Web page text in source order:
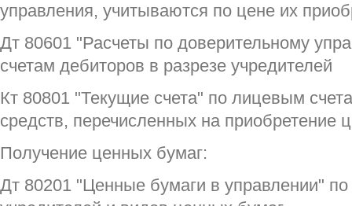
управления, учитываются по цене их
Дт 80601 "Расчеты по доверительному
счетам дебиторов в разрезе учредителей
Кт 80801 "Текущие счета" по лицевым
средств, перечисленных на приобретение
Получение ценных бумаг:
Дт 80201 "Ценные бумаги в управлении"